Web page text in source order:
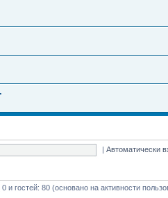
|Автоматически
и гостей: 80 (основано на активности